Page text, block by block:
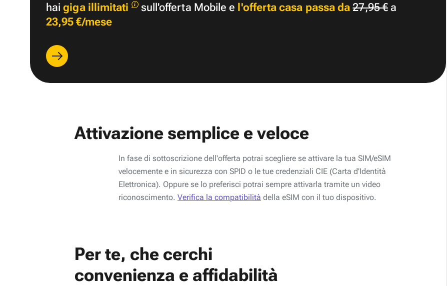
haigiga illimitati sull'offerta Mobile e l'offerta casa passa da 27,95 €a
23,95 €/mese
Attivazione semplice e veloce
In fase di sottoscrizione dell'offerta potrai scegliere se attivare la tua SIM/eSIM
velocemente e in sicurezza con SPID o le tue credenziali CIE (Carta d'Identità
Elettronica). Oppure se lo preferisci potrai sempre attivarla tramite un video
riconoscimento. Verifica la compatibilità della eSIM con il tuo dispositivo.
Per te, che cerchi
convenienza e affidabilità